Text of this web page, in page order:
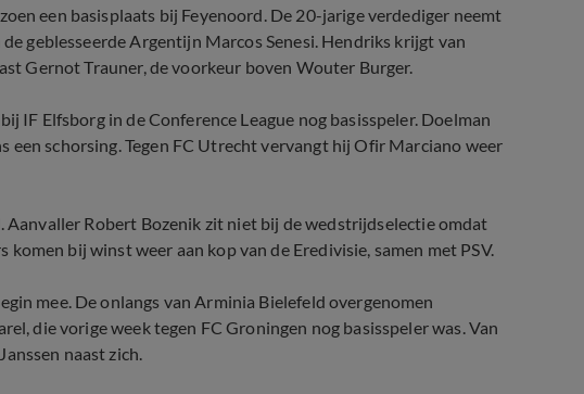
een basisplaats bij Feyenoord. De 20-jarige verdediger neemt
geblesseerde Argentijn Marcos Senesi. Hendriks krijgt van
Gernot Trauner, de voorkeur boven Wouter Burger.
IF Elfsborg in de Conference League nog basisspeler. Doelman
een schorsing. Tegen FC Utrecht vervangt hij Ofir Marciano weer
Robert Bozenik zit niet bij de wedstrijdselectie omdat
bij winst weer aan kop van de Eredivisie, samen met PSV.
mee. De onlangs van Arminia Bielefeld overgenomen
die vorige week tegen FC Groningen nog basisspeler was. Van
naast zich.